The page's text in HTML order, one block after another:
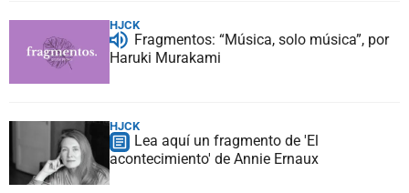
HJCK
Fragmentos: “Música, solo música”, por
Haruki Murakami
HJCK
Lea aquí un fragmento de 'El
acontecimiento' de Annie Ernaux